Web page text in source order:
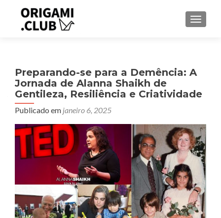
Preparando-se para a Demência: A
Jornada de Alanna Shaikh de
Gentileza, Resiliência e Criatividade
Publicado em janeiro 6, 2025